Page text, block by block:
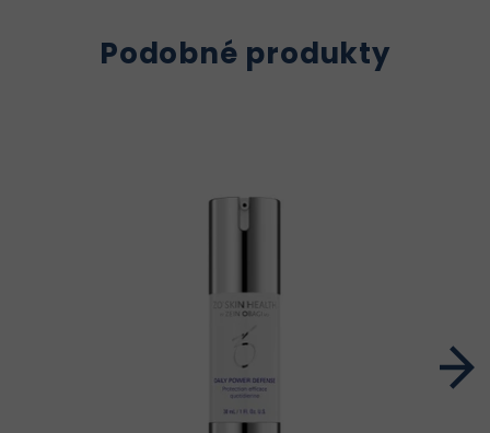
Podobné produkty